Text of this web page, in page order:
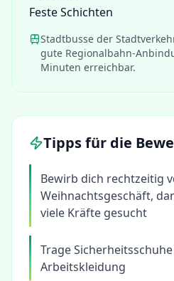
Feste Schichten
Stadtbusse der
gute Regionalbahn-
Minuten erreichbar.
Tipps für die
Bewirb dich rechtzeitig
Weihnachtsgeschäft,
viele Kräfte gesucht
Trage
Arbeitskleidung